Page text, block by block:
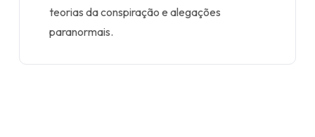
teorias da conspiração e alegações
paranormais.